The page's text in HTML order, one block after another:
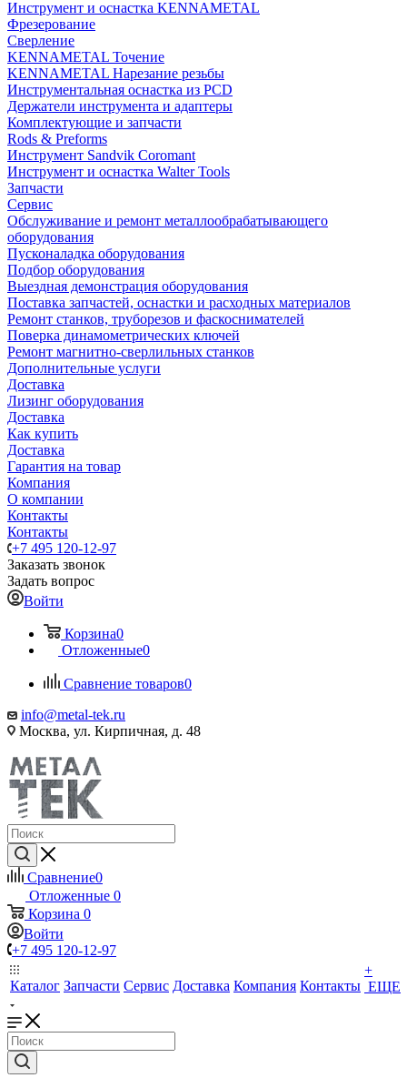
Инструмент и оснастка KENNAMETAL
Фрезерование
Сверление
KENNAMETAL Точение
KENNAMETAL Нарезание резьбы
Инструментальная оснастка из PCD
Держатели инструмента и адаптеры
Комплектующие и запчасти
Rods & Preforms
Инструмент Sandvik Coromant
Инструмент и оснастка Walter Tools
Запчасти
Сервис
Обслуживание и ремонт металлообрабатывающего
оборудования
Пусконаладка оборудования
Подбор оборудования
Выездная демонстрация оборудования
Поставка запчастей, оснастки и расходных материалов
Ремонт станков, труборезов и фаскоснимателей
Поверка динамометрических ключей
Ремонт магнитно-сверлильных станков
Дополнительные услуги
Доставка
Лизинг оборудования
Доставка
Как купить
Доставка
Гарантия на товар
Компания
О компании
Контакты
Контакты
+7 495 120-12-97
Заказать звонок
Задать вопрос
Войти
Корзина0
Отложенные0
Сравнение товаров0
info@metal-tek.ru
Москва, ул. Кирпичная, д. 48
Сравнение0
Отложенные 0
Корзина 0
Войти
+7 495 120-12-97
Каталог Запчасти Сервис Доставка Компания Контакты
+
ЕЩЕ